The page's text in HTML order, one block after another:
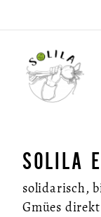
SOLILA
solidarisch,
Gmües